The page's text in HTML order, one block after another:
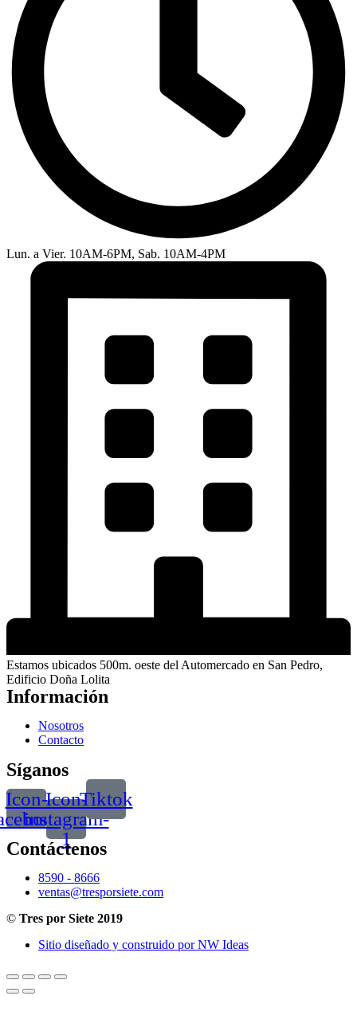
Lun. a Vier. 10AM-6PM, Sab. 10AM-4PM
Estamos ubicados 500m. oeste del Automercado en San Pedro,
Edificio Doña Lolita
Información
Nosotros
Contacto
Síganos
Icon-Icon-
instagram-
1
Tiktok
Contáctenos
8590 - 8666
ventas@tresporsiete.com
© Tres por Siete 2019
Sitio diseñado y construido por NW Ideas